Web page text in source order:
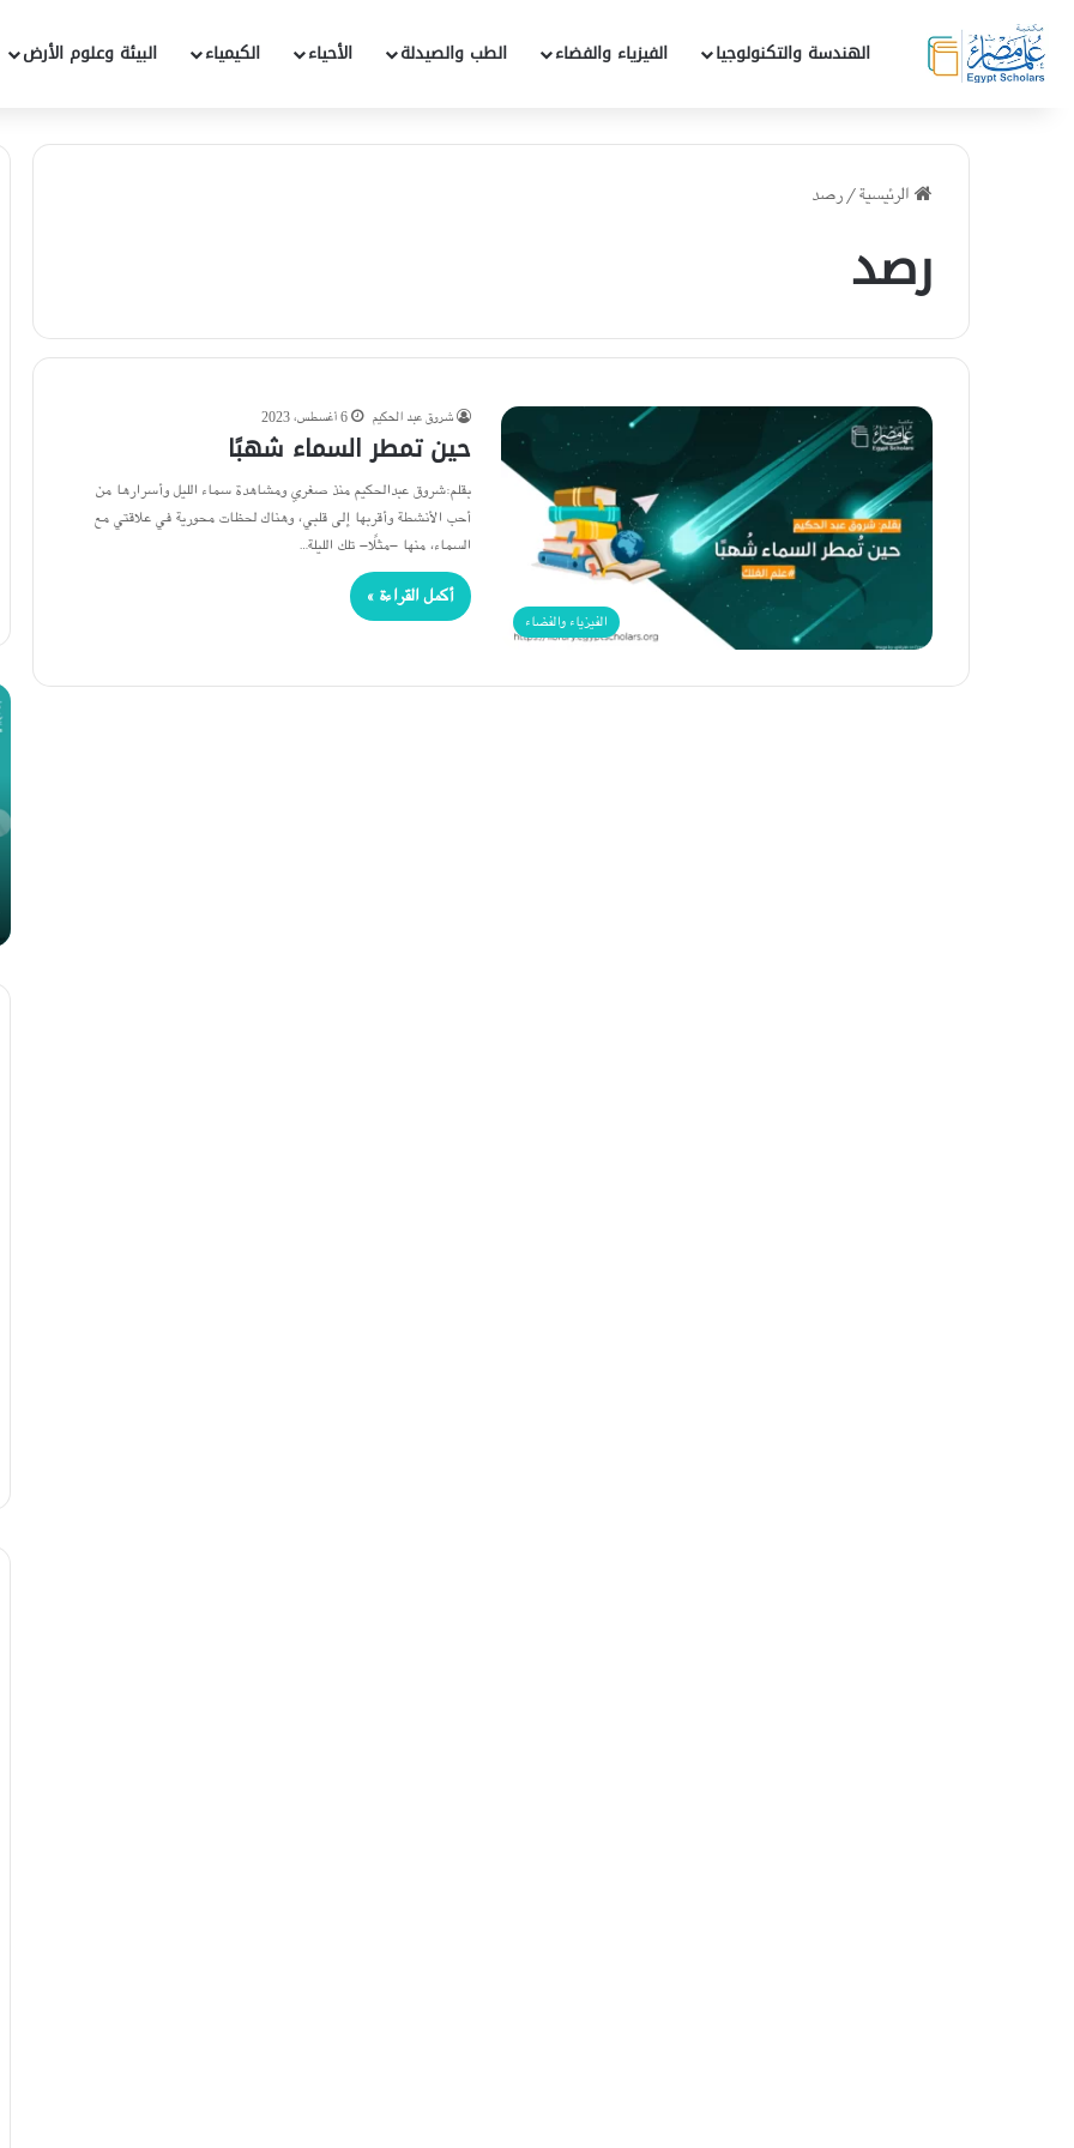
الهندسة والتكنولوجيا الفيزياء والفضاء الطب والصيدلة الأحياء الكيمياء البيئة وعلوم الأرض
الرئيسية/رصد
رصد
الفيزياء والفضاء
شروق عبد الحكيم 6 أغسطس، 2023
حين تمطر السماء شهبًا
بقلم:شروق عبدالحكيم منذ صغري ومشاهدة سماء الليل وأسرارها من
أحب الأنشطة وأقربها إلى قلبي، وهناك لحظات محورية في علاقتي مع
السماء، منها -مثلًا- تلك الليلة…
أكمل القراءة »